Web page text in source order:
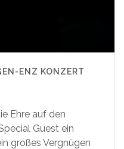
ENZ KONZERT
Ehre auf den
Guest ein
großes Vergnügen